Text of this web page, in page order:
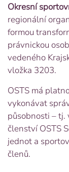
Okresní
regionální
formou
právnickou
vedeného
vložka 3203.
OSTS má
vykonávat
působnosti – tj.
členství OSTS
jednot a
členů.